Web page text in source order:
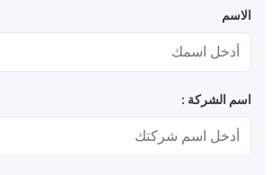
اسم الشركة :